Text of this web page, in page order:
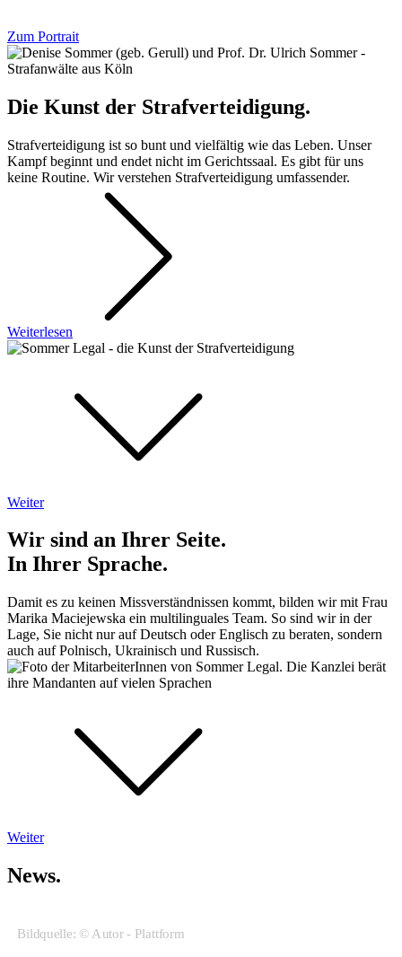
Zum Portrait
Die Kunst der Strafverteidigung.
Strafverteidigung ist so bunt und vielfältig wie das Leben. Unser
Kampf beginnt und endet nicht im Gerichtssaal. Es gibt für uns
keine Routine. Wir verstehen Strafverteidigung umfassender.
Weiterlesen
Weiter
Wir sind an Ihrer Seite.
In Ihrer Sprache.
Damit es zu keinen Missverständnissen kommt, bilden wir mit Frau
Marika Maciejewska ein multilinguales Team. So sind wir in der
Lage, Sie nicht nur auf Deutsch oder Englisch zu beraten, sondern
auch auf Polnisch, Ukrainisch und Russisch.
Weiter
News.
Bildquelle: © Autor - Plattform